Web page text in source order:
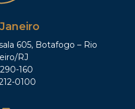
605, Botafogo – Rio
RJ
160
0100